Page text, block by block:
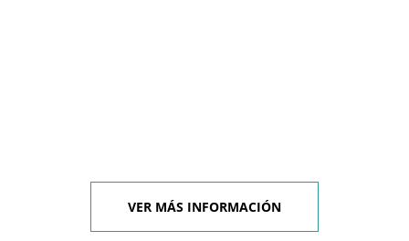
VER MÁS INFORMACIÓN